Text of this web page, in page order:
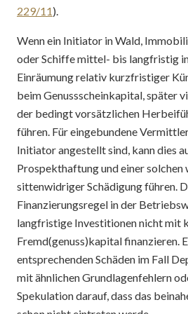
229/11).
Wenn ein Initiator in Wald,
oder Schiffe mittel- bis langfristig
Einräumung relativ kurzfristiger
beim Genussscheinkapital, später
der bedingt vorsätzlichen
führen. Für eingebundene
Initiator angestellt sind, kann dies
Prospekthaftung und einer
sittenwidriger Schädigung führen.
Finanzierungsregel in der
langfristige Investitionen nicht mit
Fremd(genuss)kapital finanzieren.
entsprechenden Schäden im Fall
mit ähnlichen Grundlagenfehlern
Spekulation darauf, dass das